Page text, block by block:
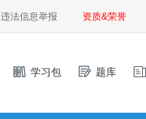
违法信息举报 资质&荣誉
学习包 题库